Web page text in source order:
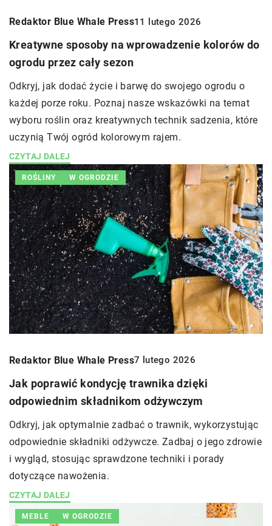
Redaktor Blue Whale Press11 lutego 2026
Kreatywne sposoby na wprowadzenie kolorów do
ogrodu przez cały sezon
Odkryj, jak dodać życie i barwę do swojego ogrodu o
każdej porze roku. Poznaj nasze wskazówki na temat
wyboru roślin oraz kreatywnych technik sadzenia, które
uczynią Twój ogród kolorowym rajem.
CZYTAJ DALEJ
ROŚLINY W OGRODZIE
Redaktor Blue Whale Press7 lutego 2026
Jak poprawić kondycję trawnika dzięki
odpowiednim składnikom odżywczym
Odkryj, jak optymalnie zadbać o trawnik, wykorzystując
odpowiednie składniki odżywcze. Zadbaj o jego zdrowie
i wygląd, stosując sprawdzone techniki i porady
dotyczące nawożenia.
CZYTAJ DALEJ
MEBLE W OGRODZIE